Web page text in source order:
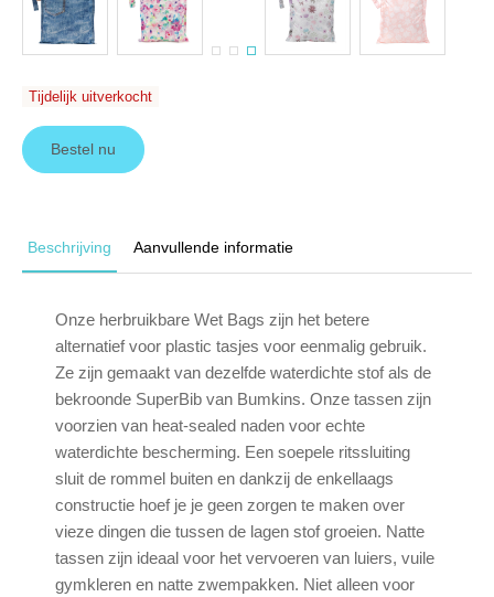
Tijdelijk uitverkocht
Bestel nu
Beschrijving Aanvullende informatie
Onze herbruikbare Wet Bags zijn het betere
alternatief voor plastic tasjes voor eenmalig gebruik.
Ze zijn gemaakt van dezelfde waterdichte stof als de
bekroonde SuperBib van Bumkins. Onze tassen zijn
voorzien van heat-sealed naden voor echte
waterdichte bescherming. Een soepele ritssluiting
sluit de rommel buiten en dankzij de enkellaags
constructie hoef je je geen zorgen te maken over
vieze dingen die tussen de lagen stof groeien. Natte
tassen zijn ideaal voor het vervoeren van luiers, vuile
gymkleren en natte zwempakken. Niet alleen voor